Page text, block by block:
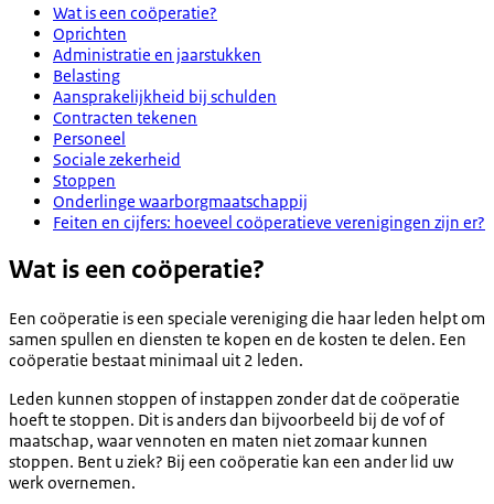
Wat is een coöperatie?
Oprichten
Administratie en jaarstukken
Belasting
Aansprakelijkheid bij schulden
Contracten tekenen
Personeel
Sociale zekerheid
Stoppen
Onderlinge waarborgmaatschappij
Feiten en cijfers: hoeveel coöperatieve verenigingen zijn er?
Wat is een coöperatie?
Een coöperatie is een speciale vereniging die haar leden helpt om
samen spullen en diensten te kopen en de kosten te delen. Een
coöperatie bestaat minimaal uit 2 leden.
Leden kunnen stoppen of instappen zonder dat de coöperatie
hoeft te stoppen. Dit is anders dan bijvoorbeeld bij de vof of
maatschap, waar vennoten en maten niet zomaar kunnen
stoppen. Bent u ziek? Bij een coöperatie kan een ander lid uw
werk overnemen.